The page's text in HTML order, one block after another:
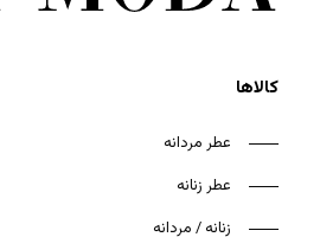
کالاها
عطر مردانه
عطر زنانه
زنانه / مردانه